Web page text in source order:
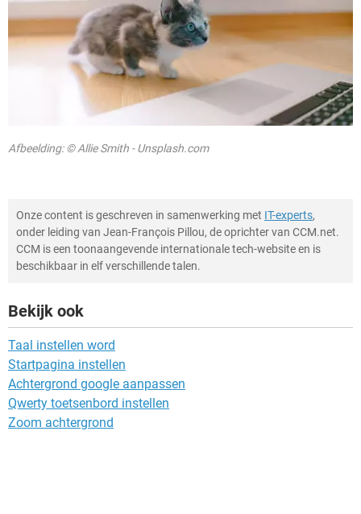
Afbeelding: © Allie Smith - Unsplash.com
Onze content is geschreven in samenwerking met IT-experts,
onder leiding van Jean-François Pillou, de oprichter van CCM.net.
CCM is een toonaangevende internationale tech-website en is
beschikbaar in elf verschillende talen.
Bekijk ook
Taal instellen word
Startpagina instellen
Achtergrond google aanpassen
Qwerty toetsenbord instellen
Zoom achtergrond